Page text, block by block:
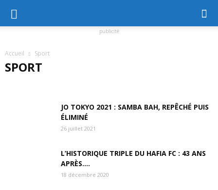
publicité
Accueil Sport
SPORT
EXCLUSIF GASTRONOMIE HISTOIRE
HOROSCOPE
LA UNE MODE
SPORT SUR LE TERRAIN
JO TOKYO 2021 : SAMBA BAH, REPÊCHÉ PUIS
ÉLIMINÉ
26 juillet 2021
L’HISTORIQUE TRIPLE DU HAFIA FC : 43 ANS
APRÈS….
18 décembre 2020